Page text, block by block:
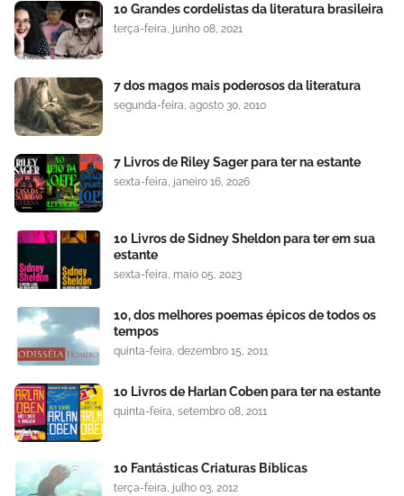
10 Grandes cordelistas da literatura brasileira
terça-feira, junho 08, 2021
7 dos magos mais poderosos da literatura
segunda-feira, agosto 30, 2010
7 Livros de Riley Sager para ter na estante
sexta-feira, janeiro 16, 2026
10 Livros de Sidney Sheldon para ter em sua
estante
sexta-feira, maio 05, 2023
10, dos melhores poemas épicos de todos os
tempos
quinta-feira, dezembro 15, 2011
10 Livros de Harlan Coben para ter na estante
quinta-feira, setembro 08, 2011
10 Fantásticas Criaturas Bíblicas
terça-feira, julho 03, 2012